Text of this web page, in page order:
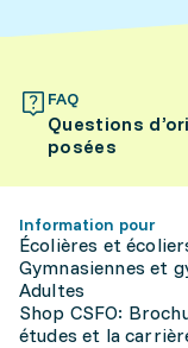
FAQ
Questions
posées
Information pour
Écolières et
Gymnasiennes et
Adultes
Shop CSFO:
études et la